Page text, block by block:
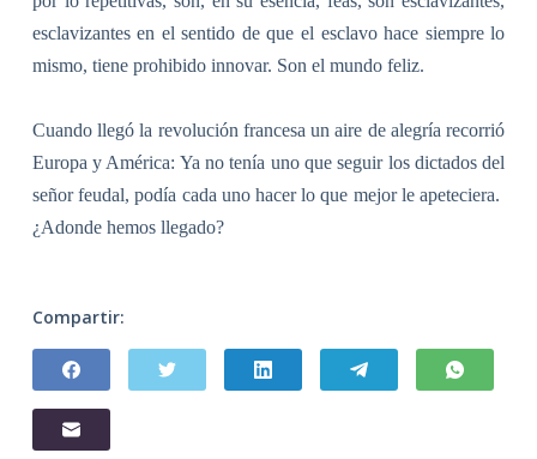
esclavizantes en el sentido de que el esclavo hace siempre lo
mismo, tiene prohibido innovar. Son el mundo feliz.
Cuando llegó la revolución francesa un aire de alegría recorrió
Europa y América: Ya no tenía uno que seguir los dictados del
señor feudal, podía cada uno hacer lo que mejor le apeteciera.
¿Adonde hemos llegado?
Compartir: